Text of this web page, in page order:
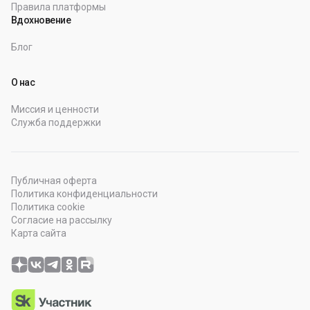
предложений на свою Эл.почту – И ещё...Сейчас многие
"специалисты" пытаются навязывать свои услуги. Я
НО, в рамках действующего Законодательства РФ и
Правила платформы
Вдохновение
Блог
О нас
Миссия и ценности
Служба поддержки
Публичная оферта
Политика конфиденциальности
Политика cookie
Согласие на рассылку
Карта сайта